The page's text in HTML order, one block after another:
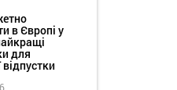
в Європі у
для
відпустки